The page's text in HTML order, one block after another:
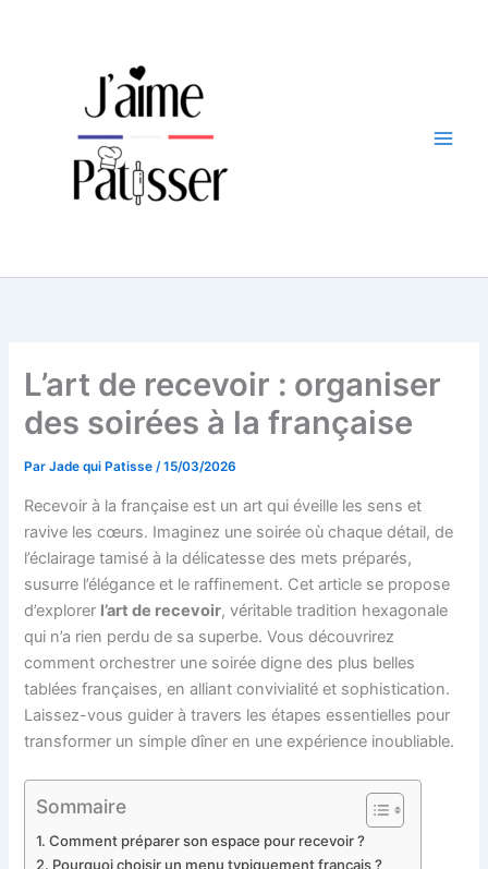
L’art de recevoir : organiser
des soirées à la française
ParJade qui Patisse/15/03/2026
Recevoir à la française est un art qui éveille les sens et
ravive les cœurs. Imaginez une soirée où chaque détail, de
l’éclairage tamisé à la délicatesse des mets préparés,
susurre l’élégance et le raffinement. Cet article se propose
d’explorer l’art de recevoir, véritable tradition hexagonale
qui n’a rien perdu de sa superbe. Vous découvrirez
comment orchestrer une soirée digne des plus belles
tablées françaises, en alliant convivialité et sophistication.
Laissez-vous guider à travers les étapes essentielles pour
transformer un simple dîner en une expérience inoubliable.
Sommaire
Comment préparer son espace pour recevoir ?
Pourquoi choisir un menu typiquement français ?